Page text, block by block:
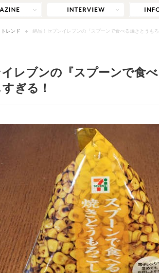
トレンド 絶品！セブンイレブンの『スプーンで食べる焼きとうも
レブンの『スプーンで食
ぎる！